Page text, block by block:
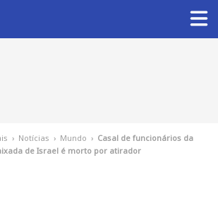
› Notícias › Mundo › Casal de funcionários da
de Israel é morto por atirador